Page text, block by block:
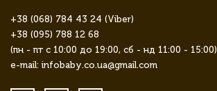
+38 (068) 784 43 24 (Viber)
+38 (095) 788 12 68
(пн - пт с 10:00 до 19:00, сб - нд 11:00 - 15:00)
e-mail: infobaby.co.ua@gmail.com